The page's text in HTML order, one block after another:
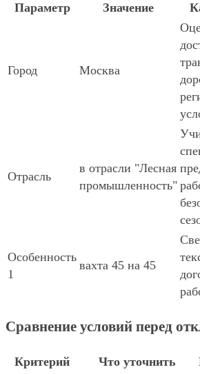
Параметр Значение
Город Москва
Отрасль
в отрасли "Лесная
промышленность"
Особенность
1
вахта 45 на 45
Сравнение условий перед
Критерий Что уточнить